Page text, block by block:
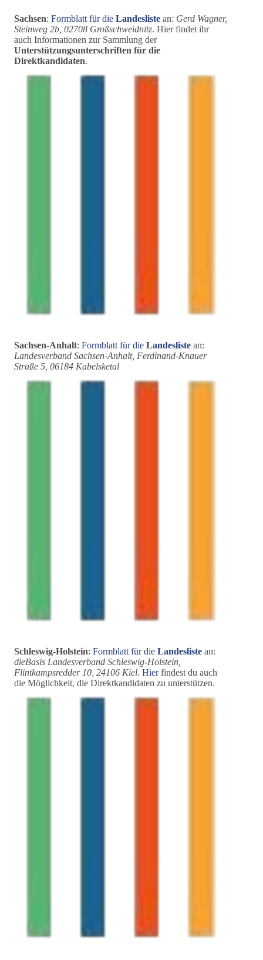
Sachsen: Formblatt für die Landesliste an: Gerd Wagner,
Steinweg 2b, 02708 Großschweidnitz. Hier findet ihr
auch Informationen zur Sammlung der
Unterstützungsunterschriften für die
Direktkandidaten.
Sachsen-Anhalt: Formblatt für die Landesliste an:
Landesverband Sachsen-Anhalt, Ferdinand-Knauer
Straße 5, 06184 Kabelsketal
Schleswig-Holstein: Formblatt für die Landesliste an:
dieBasis Landesverband Schleswig-Holstein,
Flintkampsredder 10, 24106 Kiel. Hierfindest du auch
die Möglichkeit, die Direktkandidaten zu unterstützen.